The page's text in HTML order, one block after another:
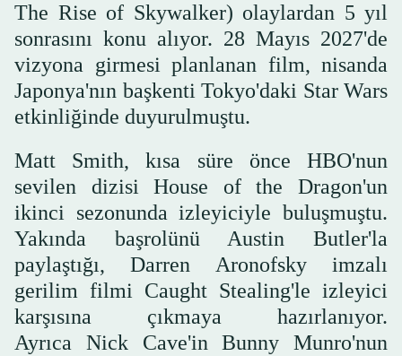
The Rise of Skywalker) olaylardan 5 yıl
sonrasını konu alıyor. 28 Mayıs 2027'de
vizyona girmesi planlanan film, nisanda
Japonya'nın başkenti Tokyo'daki Star Wars
etkinliğinde duyurulmuştu.
Matt Smith, kısa süre önce HBO'nun
sevilen dizisi House of the Dragon'un
ikinci sezonunda izleyiciyle buluşmuştu.
Yakında başrolünü Austin Butler'la
paylaştığı, Darren Aronofsky imzalı
gerilim filmi Caught Stealing'le izleyici
karşısına çıkmaya hazırlanıyor.
Ayrıca Nick Cave'in Bunny Munro'nun